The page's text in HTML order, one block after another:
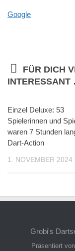
Shadows
Google
FÜR DICH
INTERESSANT
Einzel Deluxe: 53
Spielerinnen und
waren 7 Stunden
Dart-Action
1. NOVEMBER 2024
Grobi's
Präsentiert von